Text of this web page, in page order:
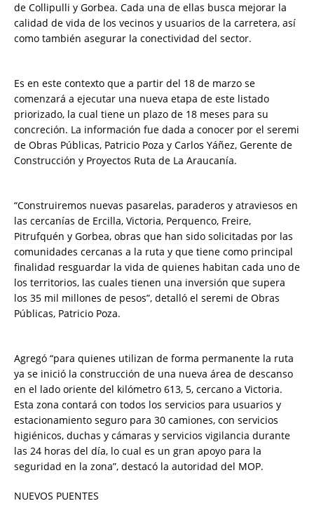
de Collipulli y Gorbea. Cada una de ellas busca mejorar la
calidad de vida de los vecinos y usuarios de la carretera, así
como también asegurar la conectividad del sector.
Es en este contexto que a partir del 18 de marzo se
comenzará a ejecutar una nueva etapa de este listado
priorizado, la cual tiene un plazo de 18 meses para su
concreción. La información fue dada a conocer por el seremi
de Obras Públicas, Patricio Poza y Carlos Yáñez, Gerente de
Construcción y Proyectos Ruta de La Araucanía.
“Construiremos nuevas pasarelas, paraderos y atraviesos en
las cercanías de Ercilla, Victoria, Perquenco, Freire,
Pitrufquén y Gorbea, obras que han sido solicitadas por las
comunidades cercanas a la ruta y que tiene como principal
finalidad resguardar la vida de quienes habitan cada uno de
los territorios, las cuales tienen una inversión que supera
los 35 mil millones de pesos”, detalló el seremi de Obras
Públicas, Patricio Poza.
Agregó “para quienes utilizan de forma permanente la ruta
ya se inició la construcción de una nueva área de descanso
en el lado oriente del kilómetro 613, 5, cercano a Victoria.
Esta zona contará con todos los servicios para usuarios y
estacionamiento seguro para 30 camiones, con servicios
higiénicos, duchas y cámaras y servicios vigilancia durante
las 24 horas del día, lo cual es un gran apoyo para la
seguridad en la zona”, destacó la autoridad del MOP.
NUEVOS PUENTES